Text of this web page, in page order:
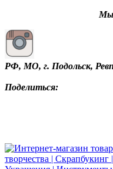
Мы
РФ, МО, г. Подольск,
Поделиться: